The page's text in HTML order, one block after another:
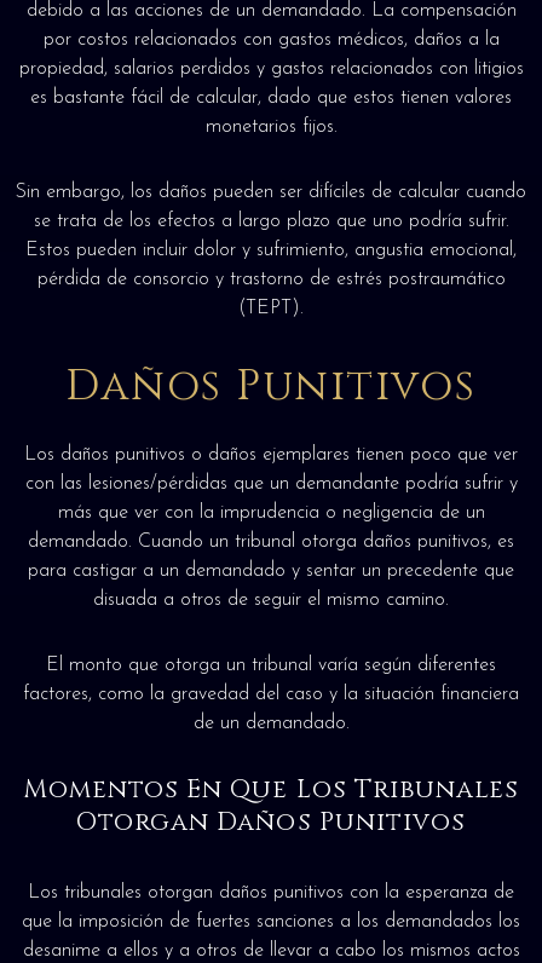
debido a las acciones de un demandado. La compensación
por costos relacionados con gastos médicos, daños a la
propiedad, salarios perdidos y gastos relacionados con litigios
es bastante fácil de calcular, dado que estos tienen valores
monetarios fijos.
Sin embargo, los daños pueden ser difíciles de calcular cuando
se trata de los efectos a largo plazo que uno podría sufrir.
Estos pueden incluir dolor y sufrimiento, angustia emocional,
pérdida de consorcio y trastorno de estrés postraumático
(TEPT).
Daños Punitivos
Los daños punitivos o daños ejemplares tienen poco que ver
con las lesiones/pérdidas que un demandante podría sufrir y
más que ver con la imprudencia o negligencia de un
demandado. Cuando un tribunal otorga daños punitivos, es
para castigar a un demandado y sentar un precedente que
disuada a otros de seguir el mismo camino.
El monto que otorga un tribunal varía según diferentes
factores, como la gravedad del caso y la situación financiera
de un demandado.
Momentos En Que Los Tribunales
Otorgan Daños Punitivos
Los tribunales otorgan daños punitivos con la esperanza de
que la imposición de fuertes sanciones a los demandados los
desanime a ellos y a otros de llevar a cabo los mismos actos